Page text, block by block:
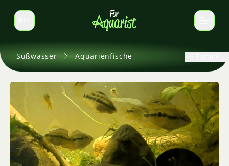
Sprache wechseln
Süßwasser Aquarienfische